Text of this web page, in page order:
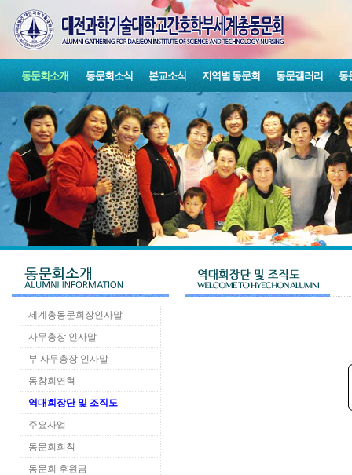
동문회소개 동문회소식 본교소식 지역별 동문회 동문갤러리 동
세계총동문회장인사말
사무총장 인사말
부 사무총장 인사말
동창회연혁
역대회장단 및 조직도
주요사업
동문회회칙
동문회 후원금